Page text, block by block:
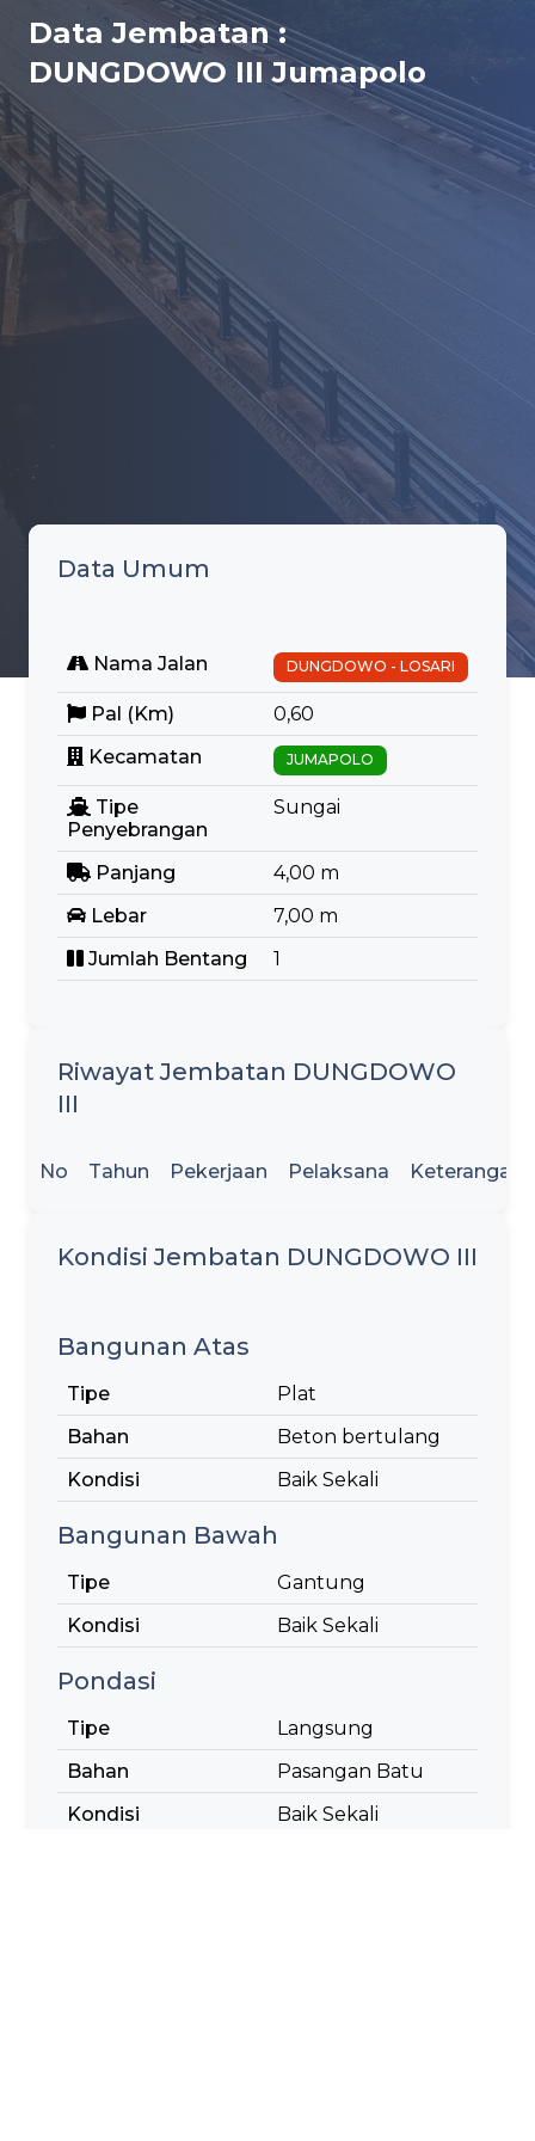
Data Jembatan :
DUNGDOWO III Jumapolo
Data Umum
Nama Jalan DUNGDOWO - LOSARI
Pal (Km)
0,60
Kecamatan
JUMAPOLO
Tipe
Penyebrangan
Sungai
Panjang
4,00 m
Lebar
7,00 m
Jumlah Bentang
1
Riwayat Jembatan DUNGDOWO
III
No Tahun Pekerjaan Pelaksana Keterangan
Kondisi Jembatan DUNGDOWO III
Bangunan Atas
Tipe
Plat
Bahan
Beton bertulang
Kondisi
Baik Sekali
Bangunan Bawah
Tipe
Gantung
Kondisi
Baik Sekali
Pondasi
Tipe
Langsung
Bahan
Pasangan Batu
Kondisi
Baik Sekali